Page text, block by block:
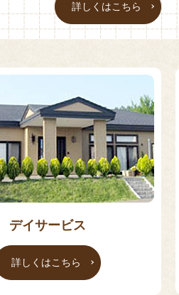
詳しくはこちら
デイサービス
詳しくはこちら